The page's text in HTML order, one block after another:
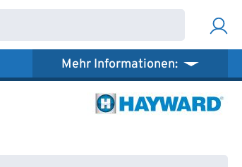
Mehr Informationen: